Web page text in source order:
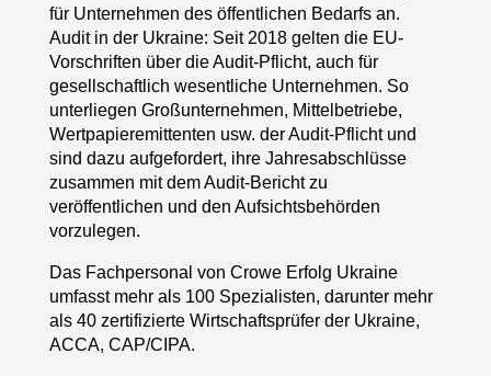
für Unternehmen des öffentlichen Bedarfs an.
Audit in der Ukraine: Seit 2018 gelten die EU-
Vorschriften über die Audit-Pflicht, auch für
gesellschaftlich wesentliche Unternehmen. So
unterliegen Großunternehmen, Mittelbetriebe,
Wertpapieremittenten usw. der Audit-Pflicht und
sind dazu aufgefordert, ihre Jahresabschlüsse
zusammen mit dem Audit-Bericht zu
veröffentlichen und den Aufsichtsbehörden
vorzulegen.
Das Fachpersonal von Crowe Erfolg Ukraine
umfasst mehr als 100 Spezialisten, darunter mehr
als 40 zertifizierte Wirtschaftsprüfer der Ukraine,
ACCA, CAP/CIPA.